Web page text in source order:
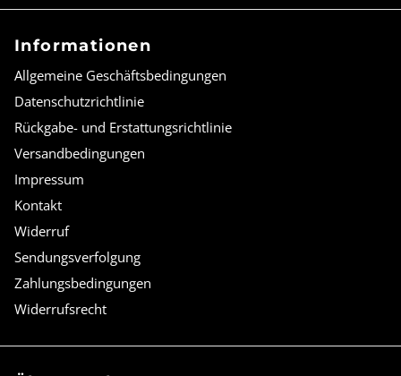
Informationen
Allgemeine Geschäftsbedingungen
Datenschutzrichtlinie
Rückgabe- und Erstattungsrichtlinie
Versandbedingungen
Impressum
Kontakt
Widerruf
Sendungsverfolgung
Zahlungsbedingungen
Widerrufsrecht